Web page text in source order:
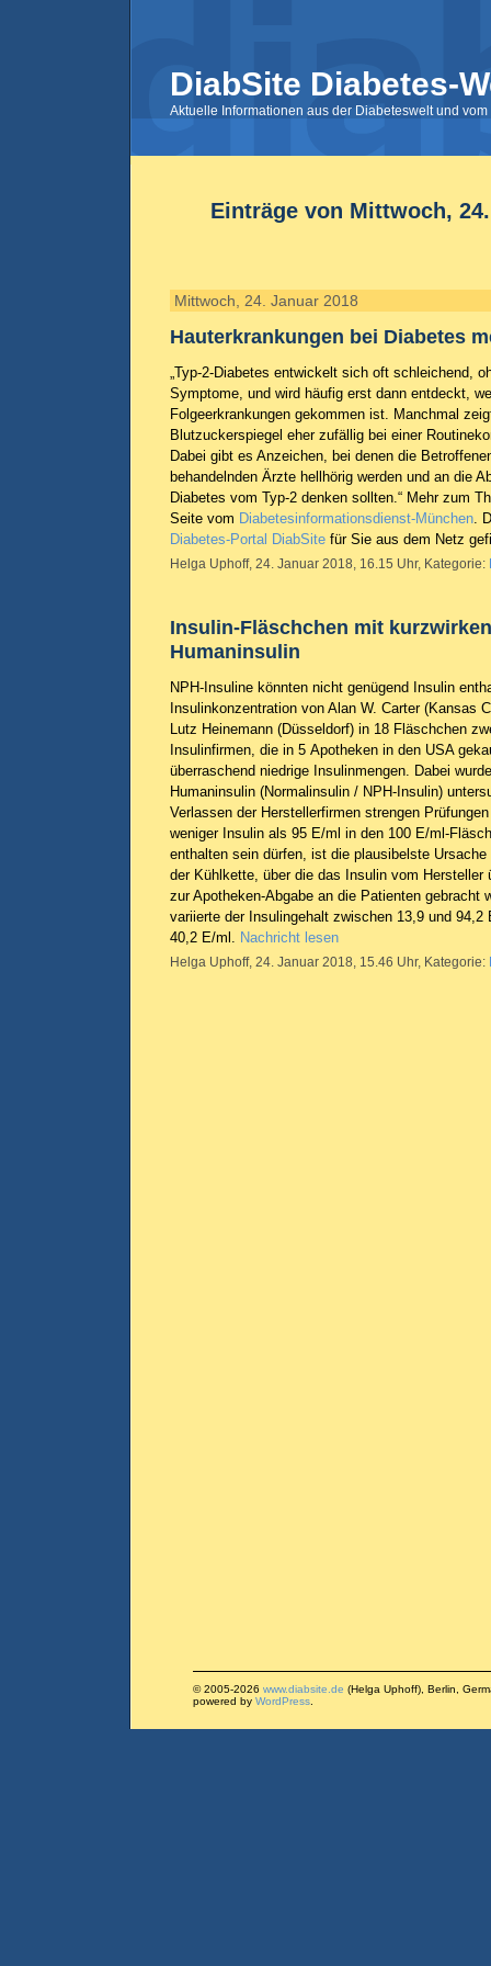
DiabSite Diabetes-
Aktuelle Informationen aus der Diabeteswelt und
Einträge von Mittwoch,
Mittwoch, 24. Januar 2018
Hauterkrankungen bei Diabetes
„Typ-2-Diabetes entwickelt sich oft schleichend,
Symptome, und wird häufig erst dann entdeckt,
Folgeerkrankungen gekommen ist. Manchmal
Blutzuckerspiegel eher zufällig bei einer
Dabei gibt es Anzeichen, bei denen die
behandelnden Ärzte hellhörig werden und an die
Diabetes vom Typ-2 denken sollten.“ Mehr zum
Seite vom Diabetesinformationsdienst-München.
Diabetes-Portal DiabSite für Sie aus dem Netz
Helga Uphoff, 24. Januar 2018, 16.15 Uhr, Kategorie:
Insulin-Fläschchen mit
Humaninsulin
NPH-Insuline könnten nicht genügend Insulin
Insulinkonzentration von Alan W. Carter (Kansas
Lutz Heinemann (Düsseldorf) in 18 Fläschchen
Insulinfirmen, die in 5 Apotheken in den USA
überraschend niedrige Insulinmengen. Dabei
Humaninsulin (Normalinsulin / NPH-Insulin)
Verlassen der Herstellerfirmen strengen
weniger Insulin als 95 E/ml in den 100 E/ml-
enthalten sein dürfen, ist die plausibelste
der Kühlkette, über die das Insulin vom Hersteller
zur Apotheken-Abgabe an die Patienten gebracht
variierte der Insulingehalt zwischen 13,9 und
40,2 E/ml. Nachricht lesen
Helga Uphoff, 24. Januar 2018, 15.46 Uhr, Kategorie:
© 2005-2026 www.diabsite.de (Helga Uphoff), Berlin,
powered by WordPress.